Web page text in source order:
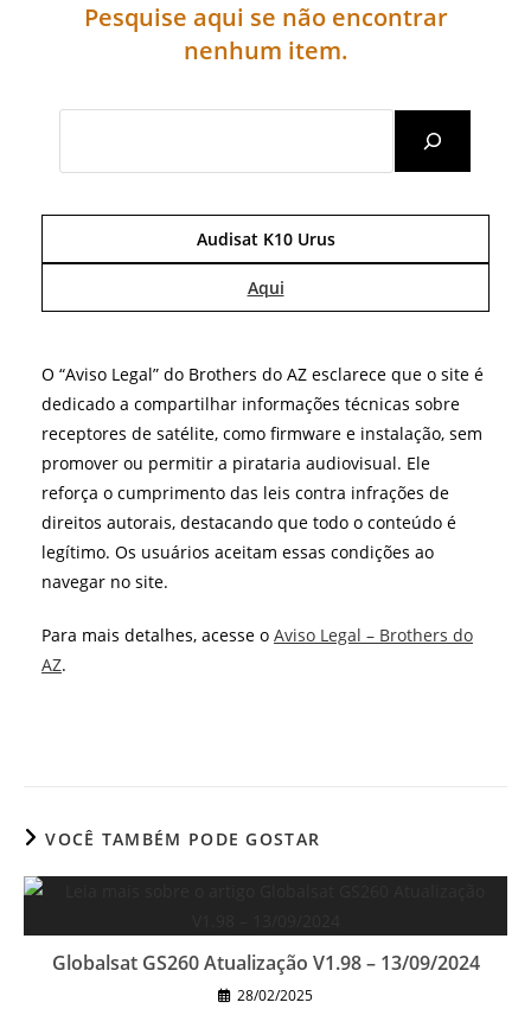
Pesquise aqui se não encontrar
nenhum item.
Audisat K10 Urus
Aqui
O “Aviso Legal” do Brothers do AZ esclarece que o site é
dedicado a compartilhar informações técnicas sobre
receptores de satélite, como firmware e instalação, sem
promover ou permitir a pirataria audiovisual. Ele
reforça o cumprimento das leis contra infrações de
direitos autorais, destacando que todo o conteúdo é
legítimo. Os usuários aceitam essas condições ao
navegar no site.
Para mais detalhes, acesse o Aviso Legal – Brothers do
AZ.
VOCÊ TAMBÉM PODE GOSTAR
Globalsat GS260 Atualização V1.98 – 13/09/2024
28/02/2025